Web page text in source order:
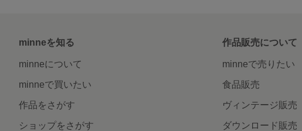
minneを知る
minneについて
minneで買いたい
作品をさがす
ショップをさがす
作品販売について
minneで売りたい
食品販売
ヴィンテージ販売
ダウンロード販売